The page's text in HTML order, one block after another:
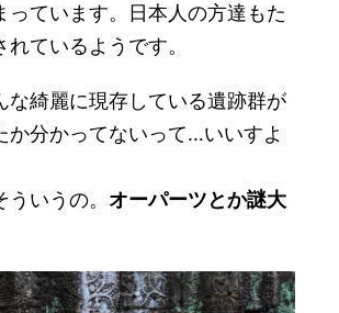
っています。日本人の方達もた
れているようです。
な綺麗に現存している遺跡群が
か分かってないって…いいすよ
いうの。 オーパーツとか謎大